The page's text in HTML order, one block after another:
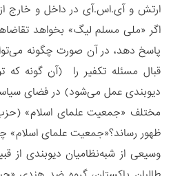
ارتش و آی.اس.آی در داخل و خارج
اگر «ملی مسلم لیگ» بخواهد
پاسخ دهد، در آن صورت چگونه
قبال مسئله تکفیر را (آن گونه که
دیوبندی عمل می‌شود) در فضای
مختلف «جمعیت علمای اسلام»
ظهور رساند؟«جمعیت علمای
وسیعی از شبه‌نظامیان دیوبندی از